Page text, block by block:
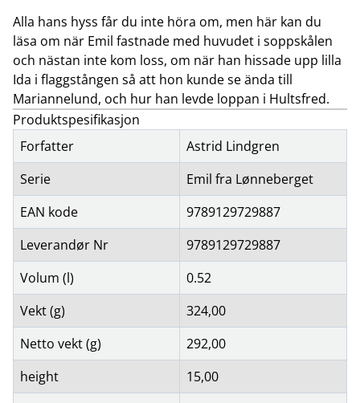
Alla hans hyss får du inte höra om, men här kan du
läsa om när Emil fastnade med huvudet i soppskålen
och nästan inte kom loss, om när han hissade upp lilla
Ida i flaggstången så att hon kunde se ända till
Mariannelund, och hur han levde loppan i Hultsfred.
Produktspesifikasjon
Forfatter
Astrid Lindgren
Serie
Emil fra Lønneberget
EAN kode
9789129729887
Leverandør Nr
9789129729887
Volum (l)
0.52
Vekt (g)
324,00
Netto vekt (g)
292,00
height
15,00